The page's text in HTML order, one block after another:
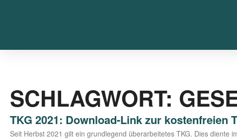
SCHLAGWORT:
TKG 2021: Download-Link zur kostenfreien
Seit Herbst 2021 gilt ein grund­le­gend über­ar­bei­te­tes TKG. Dies